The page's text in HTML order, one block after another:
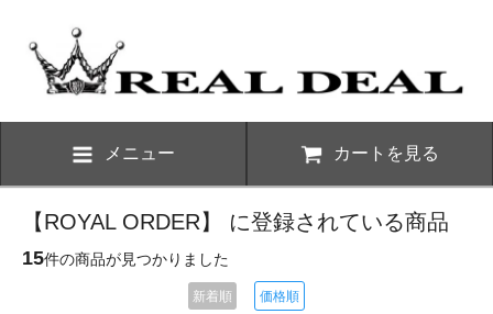
メニュー カートを見る
【ROYAL ORDER】 に登録されている商品
15件の商品が見つかりました
新着順 価格順